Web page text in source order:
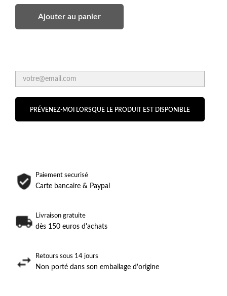
Ajouter au panier
PRÉVENEZ-MOI LORSQUE LE PRODUIT EST DISPONIBLE
Paiement securisé
Carte bancaire & Paypal
Livraison gratuite
dès 150 euros d'achats
Retours sous 14 jours
Non porté dans son emballage d'origine